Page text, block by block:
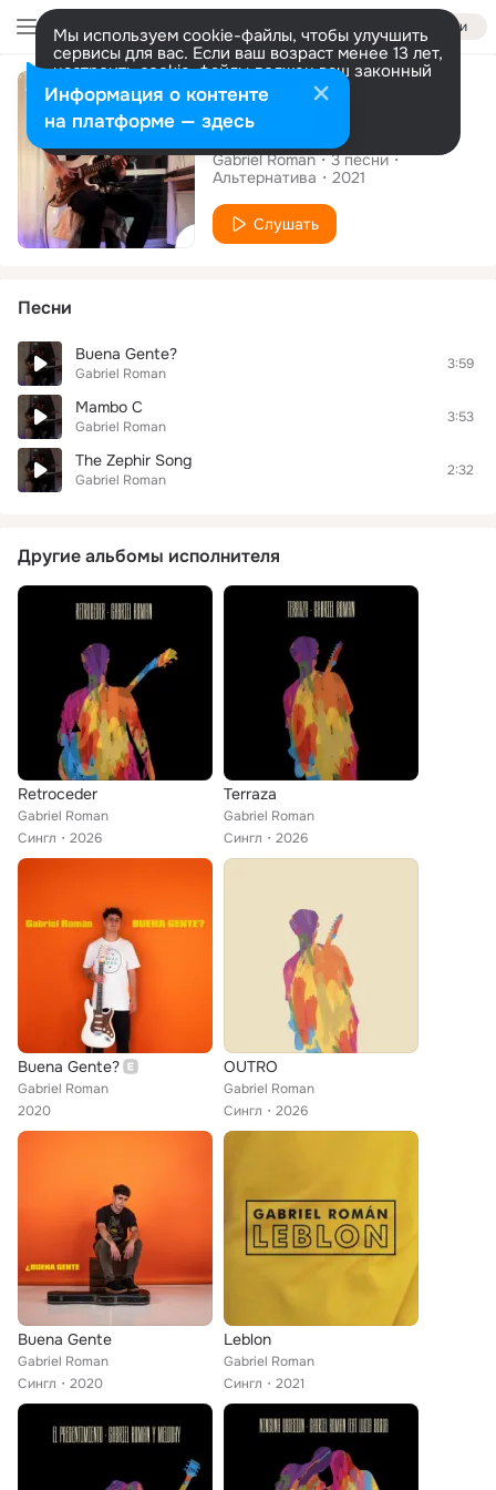
Войти
Мы используем cookie-файлы, чтобы улучшить
сервисы для вас. Если ваш возраст менее 13 лет,
настроить cookie-файлы должен ваш законный
представитель. Больше информации
Разрешить все Настроить
Альбом
Sesion en Casa
Gabriel Roman 3песни
Альтернатива
2021
Слушать
Песни
Buena Gente?
Gabriel Roman
3:59
Mambo C
Gabriel Roman
3:53
The Zephir Song
Gabriel Roman
2:32
Другие альбомы исполнителя
Retroceder
Gabriel Roman
Сингл
2026
Terraza
Gabriel Roman
Сингл
2026
Buena Gente?
Gabriel Roman
2020
OUTRO
Gabriel Roman
Сингл
2026
Buena Gente
Gabriel Roman
Сингл
2020
Leblon
Gabriel Roman
Сингл
2021
Информация о контенте
на платформе — здесь